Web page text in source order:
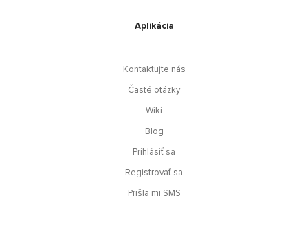
Aplikácia
Kontaktujte nás
Časté otázky
Wiki
Blog
Prihlásiť sa
Registrovať sa
Prišla mi SMS